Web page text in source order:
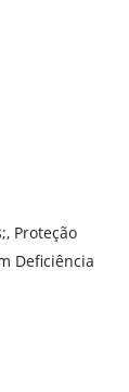
Proteção
Deficiência